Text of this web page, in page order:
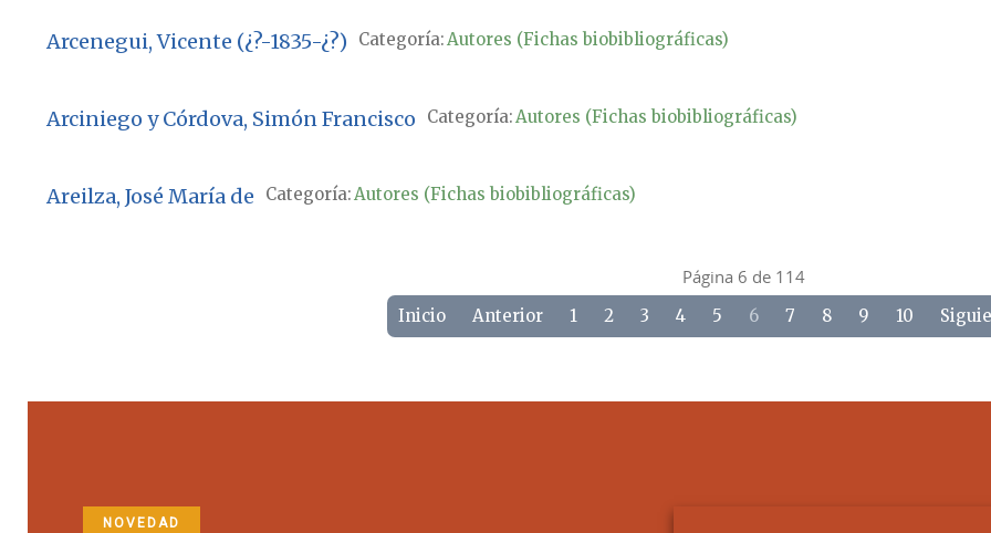
Arcenegui, Vicente (¿?-1835-¿?) Categoría:Autores (Fichas biobibliográficas)
Arciniego y Córdova, Simón Francisco Categoría:Autores (Fichas biobibliográficas)
Areilza, José María de Categoría:Autores (Fichas biobibliográficas)
Página 6 de 114
Inicio Anterior 1 2 3 4 5 6 7 8 9 10
NOVEDAD